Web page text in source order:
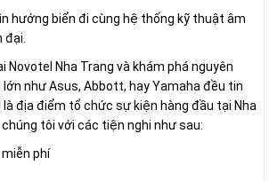
hướng biển đi cùng hệ thống kỹ thuật âm
Novotel Nha Trang và khám phá nguyên
như Asus, Abbott, hay Yamaha đều tin
địa điểm tổ chức sự kiện hàng đầu tại Nha
tôi với các tiện nghi như sau:
phí